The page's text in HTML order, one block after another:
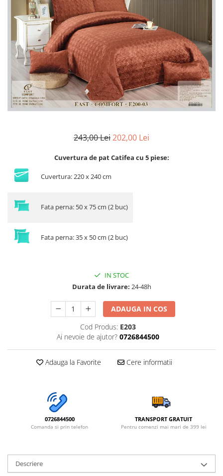
Lenjerii Creponate
Lenjerii de finet Iprimate Digital
Lenjerii de pat Bumbac 100%
Lenjerii de pat Finet + 2 Draperii
Lenjerii de pat Saten 4 piese cu
elastic
243,00 Lei202,00 Lei
Cuvertura de pat Catifea cu 5 piese:
Cuvertura: 220 x 240 cm
Fata perna: 50 x 75 cm (2 buc)
Fata perna: 35 x 50 cm (2 buc)
IN STOC
Durata de livrare: 24-48h
ADAUGA IN COS
Cod Produs: E203
Ai nevoie de ajutor? 0726844500
Adauga la Favorite Cere informatii
0726844500
Comanda si prin telefon
TRANSPORT GRATUIT
Pentru comenzi mai mari de 399 lei
Descriere